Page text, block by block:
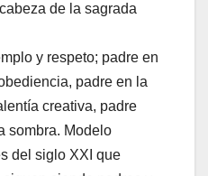
de la sagrada
y respeto; padre en
padre en la
creativa, padre
sombra. Modelo
del siglo XXI que